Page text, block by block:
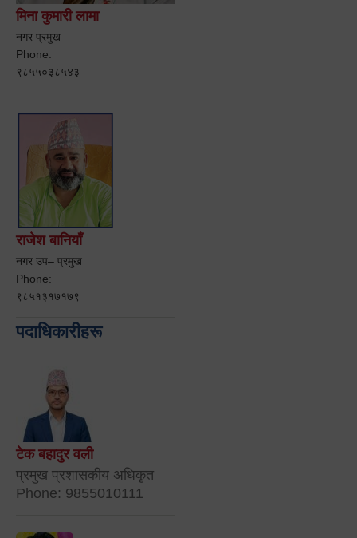
मिना कुमारी लामा
नगर प्रमुख
Phone:
९८५५०३८५४३
राजेश बानियाँ
नगर उप– प्रमुख
Phone:
९८५१३१७१७९
पदाधिकारीहरू
टेक बहादुर वली
प्रमुख प्रशासकीय अधिकृत
Phone: 9855010111